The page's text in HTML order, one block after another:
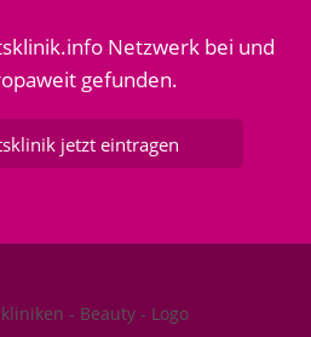
Netzwerk bei und
gefunden.
jetzt eintragen